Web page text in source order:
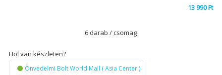
13 990Ft
6 darab / csomag
Hol van készleten?
Önvédelmi Bolt World Mall ( Asia Center )